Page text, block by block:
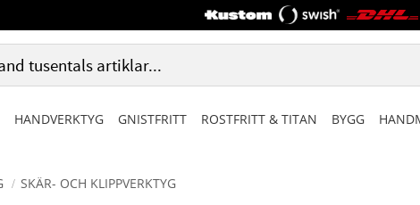
HANDVERKTYG GNISTFRITT ROSTFRITT & TITAN BYGG
SKÄR- OCH KLIPPVERKTYG